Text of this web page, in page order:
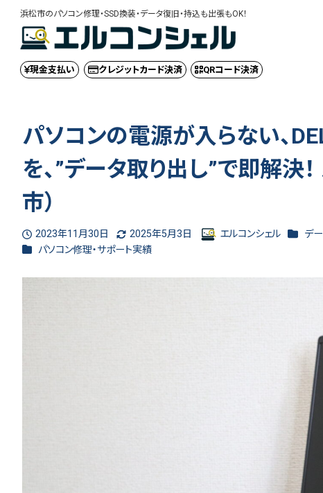
浜松市のパソコン修理・SSD換装・データ復旧・持込も出張もOK！
現金支払い クレジットカード決済 QRコード決済
パソコンの電源が入らない、
を、”データ取り出し”で即解決
市）
投稿日
2023年11月30日
更新日
2025年5月3日
著
エルコンシェル カテゴ
デ
カテゴリー
パソコン修理・サポート実績